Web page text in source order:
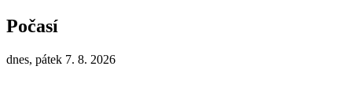
Počasí
dnes, pátek 7. 8. 2026